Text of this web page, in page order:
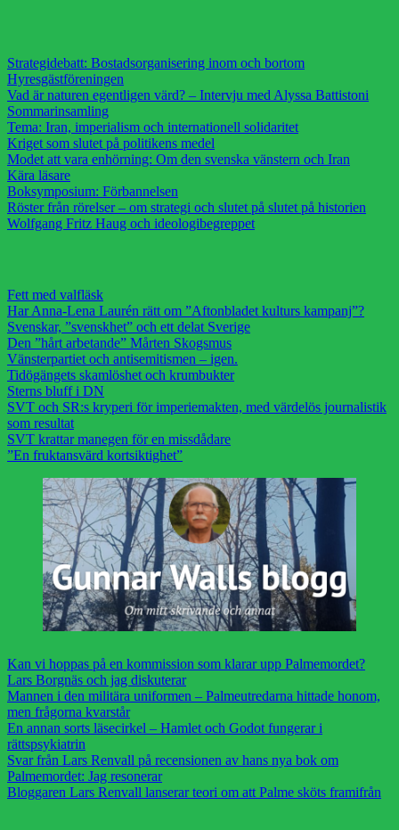
Strategidebatt: Bostadsorganisering inom och bortom
Hyresgästföreningen
Vad är naturen egentligen värd? – Intervju med Alyssa Battistoni
Sommarinsamling
Tema: Iran, imperialism och internationell solidaritet
Kriget som slutet på politikens medel
Modet att vara enhörning: Om den svenska vänstern och Iran
Kära läsare
Boksymposium: Förbannelsen
Röster från rörelser – om strategi och slutet på slutet på historien
Wolfgang Fritz Haug och ideologibegreppet
Fett med valfläsk
Har Anna-Lena Laurén rätt om ”Aftonbladet kulturs kampanj”?
Svenskar, ”svenskhet” och ett delat Sverige
Den ”hårt arbetande” Mårten Skogsmus
Vänsterpartiet och antisemitismen – igen.
Tidögängets skamlöshet och krumbukter
Sterns bluff i DN
SVT och SR:s kryperi för imperiemakten, med värdelös journalistik
som resultat
SVT krattar manegen för en missdådare
”En fruktansvärd kortsiktighet”
Kan vi hoppas på en kommission som klarar upp Palmemordet?
Lars Borgnäs och jag diskuterar
Mannen i den militära uniformen – Palmeutredarna hittade honom,
men frågorna kvarstår
En annan sorts läsecirkel – Hamlet och Godot fungerar i
rättspsykiatrin
Svar från Lars Renvall på recensionen av hans nya bok om
Palmemordet: Jag resonerar
Bloggaren Lars Renvall lanserar teori om att Palme sköts framifrån